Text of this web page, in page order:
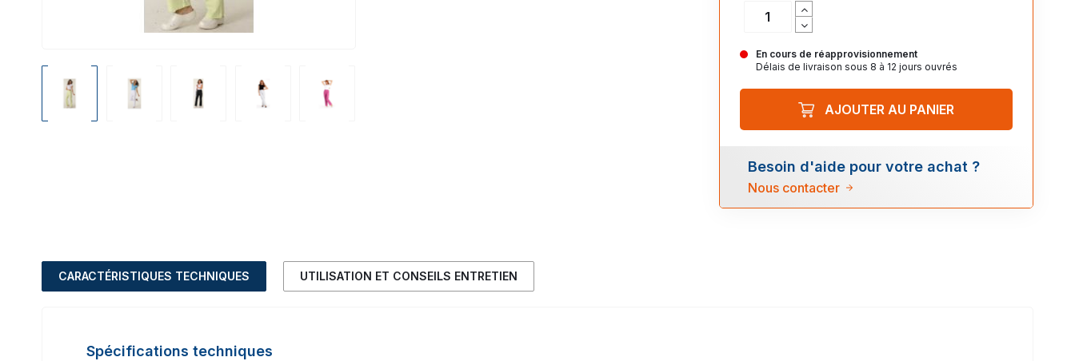
En cours de réapprovisionnement
Délais de livraison sous 8 à 12 jours ouvrés
AJOUTER AU PANIER
Besoin d'aide pour votre achat ?
Nous contacter
CARACTÉRISTIQUES TECHNIQUES UTILISATION ET CONSEILS ENTRETIEN
Spécifications techniques